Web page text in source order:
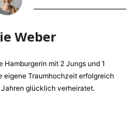
Weber
mit 2 Jungs und 1
eigene Traumhochzeit erfolgreich
glücklich verheiratet.